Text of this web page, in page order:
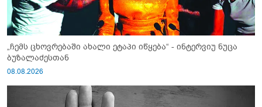
„ჩემს ცხოვრებაში ახალი ეტაპი იწყება“ - ინტერვიუ ნუცა
ბუზალაძესთან
08.08.2026